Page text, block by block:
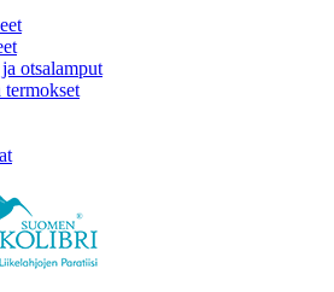
otsalamput
termokset